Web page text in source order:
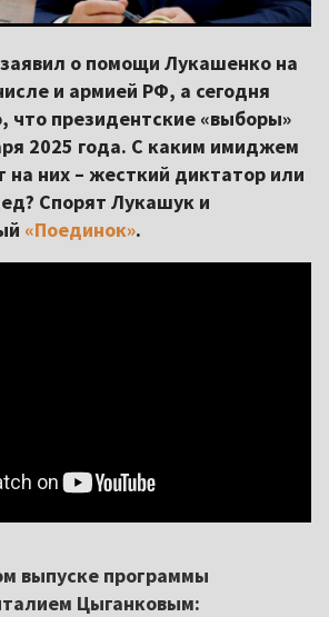
о помощи Лукашенко на
и армией РФ, а сегодня
что президентские «выборы»
2025 года. С каким имиджем
них – жесткий диктатор или
Спорят Лукашук и
«Поединок».
выпуске программы
Цыганковым: